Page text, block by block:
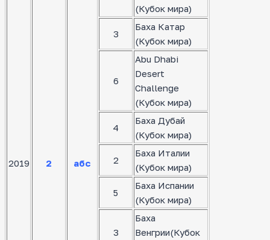
2019 2 абс
(Кубок мира)
3
Баха Катар
(Кубок мира)
6
Abu Dhabi
Desert
Challenge
(Кубок мира)
4
Баха Дубай
(Кубок мира)
2
Баха Италии
(Кубок мира)
5
Баха Испании
(Кубок мира)
3
Баха
Венгрии(Кубок